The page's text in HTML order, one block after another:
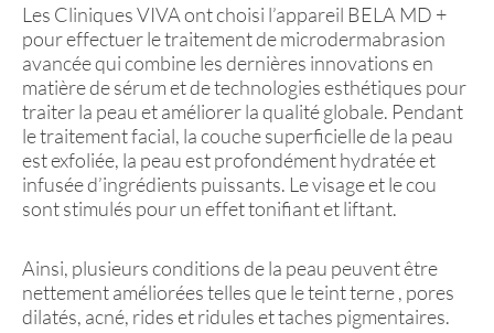
Les Cliniques VIVA ont choisi l’appareil BELA MD +
pour effectuer le traitement de microdermabrasion
avancée qui combine les dernières innovations en
matière de sérum et de technologies esthétiques pour
traiter la peau et améliorer la qualité globale. Pendant
le traitement facial, la couche superficielle de la peau
est exfoliée, la peau est profondément hydratée et
infusée d’ingrédients puissants. Le visage et le cou
sont stimulés pour un effet tonifiant et liftant.
Ainsi, plusieurs conditions de la peau peuvent être
nettement améliorées telles que le teint terne , pores
dilatés, acné, rides et ridules et taches pigmentaires.